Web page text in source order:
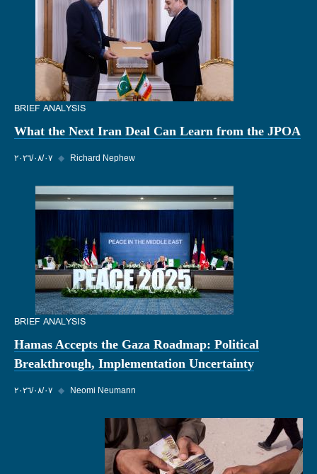
BRIEF ANALYSIS
What the Next Iran Deal Can Learn from the JPOA
٠٧‏/٠٨‏/٢٠٢٦ ◆ Richard Nephew
BRIEF ANALYSIS
Hamas Accepts the Gaza Roadmap: Political
Breakthrough, Implementation Uncertainty
٠٧‏/٠٨‏/٢٠٢٦ ◆ Neomi Neumann